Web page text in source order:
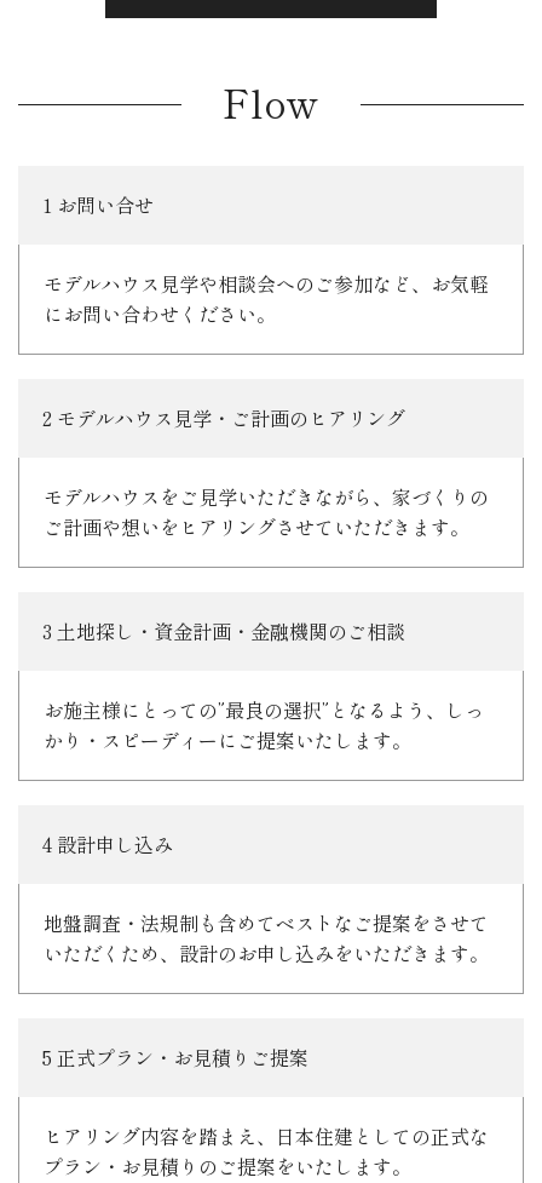
Flow
1 お問い合せ
モデルハウス見学や相談会へのご参加など、お気軽
にお問い合わせください。
2 モデルハウス見学・ご計画のヒアリング
モデルハウスをご見学いただきながら、家づくりの
ご計画や想いをヒアリングさせていただきます。
3 土地探し・資金計画・金融機関のご相談
お施主様にとっての”最良の選択”となるよう、しっ
かり・スピーディーにご提案いたします。
4 設計申し込み
地盤調査・法規制も含めてベストなご提案をさせて
いただくため、設計のお申し込みをいただきます。
5 正式プラン・お見積りご提案
ヒアリング内容を踏まえ、日本住建としての正式な
プラン・お見積りのご提案をいたします。